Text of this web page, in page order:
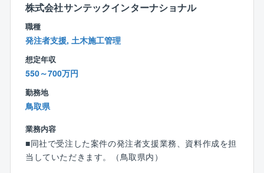
め、経験を積み仕事に慣れていけば、効率よく業務を
進められます。
■未来まで街に残る建物をつくっています
何が時代に必要とされているのかを考え、商品に反映
している同社。
例えば高耐震やバリアフリー設計などニーズのある商
品を創造する事でお客様から高い満足度を頂いていま
つくりあげていくのは何十年と地図に残る建物。
社会的意義の高い商品をつくっていくやりがいある仕
事です。
株式会社サンテックインターナショナル
職種
発注者支援, 土木施工管理
想定年収
550～700万円
勤務地
鳥取県
業務内容
■同社で受注した案件の発注者支援業務、資料作成を担
当していただきます。（鳥取県内）